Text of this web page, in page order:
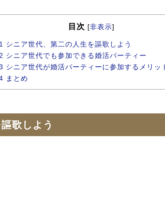
目次 [非表示]
1
シニア世代、第二の人生を謳歌しよう
2 シニア世代でも参加できる婚活パーティー
シニア世代が婚活パーティーに参加するメリッ
まとめ
歌しよう